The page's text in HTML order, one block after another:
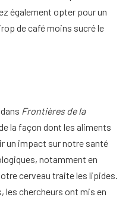
également opter pour un
de café moins sucré le
Frontières de la
la façon dont les aliments
un impact sur notre santé
notamment en
cerveau traite les lipides.
les chercheurs ont mis en